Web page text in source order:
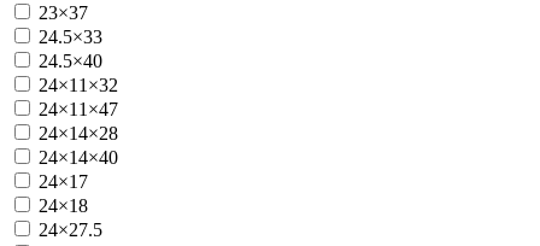
23×37
24.5×33
24.5×40
24×11×32
24×11×47
24×14×28
24×14×40
24×17
24×18
24×27.5